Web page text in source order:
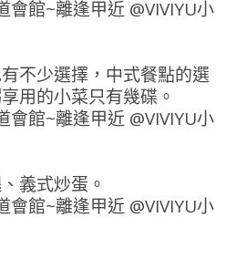
不少選擇，中式餐點的選
用的小菜只有幾碟。
義式炒蛋。